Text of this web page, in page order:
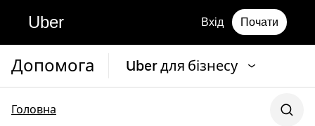
Uber Вхід Почати
Допомога Uber для бізнесу
Головна